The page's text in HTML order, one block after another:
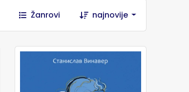
Žanrovi najnovije